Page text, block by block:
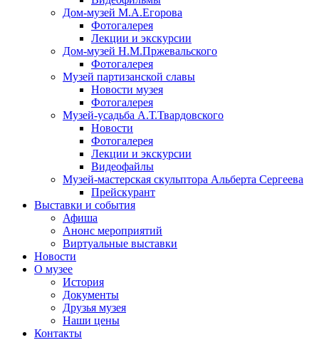
Дом-музей М.А.Егорова
Фотогалерея
Лекции и экскурсии
Дом-музей Н.М.Пржевальского
Фотогалерея
Музей партизанской славы
Новости музея
Фотогалерея
Музей-усадьба А.Т.Твардовского
Новости
Фотогалерея
Лекции и экскурсии
Видеофайлы
Музей-мастерская скульптора Альберта Сергеева
Прейскурант
Выставки и события
Афиша
Анонс мероприятий
Виртуальные выставки
Новости
О музее
История
Документы
Друзья музея
Наши цены
Контакты